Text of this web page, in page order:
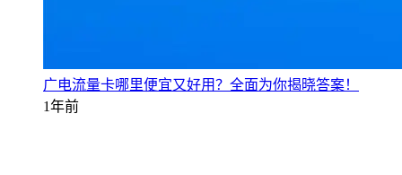
广电流量卡哪里便宜又好用？全面为你揭晓答案！
1年前